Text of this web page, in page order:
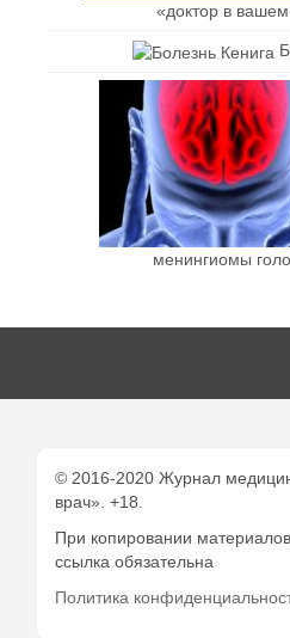
«доктор в
менингиомы
© 2016-2020 Журнал
врач». +18.
При копировании
ссылка обязательна
Политика